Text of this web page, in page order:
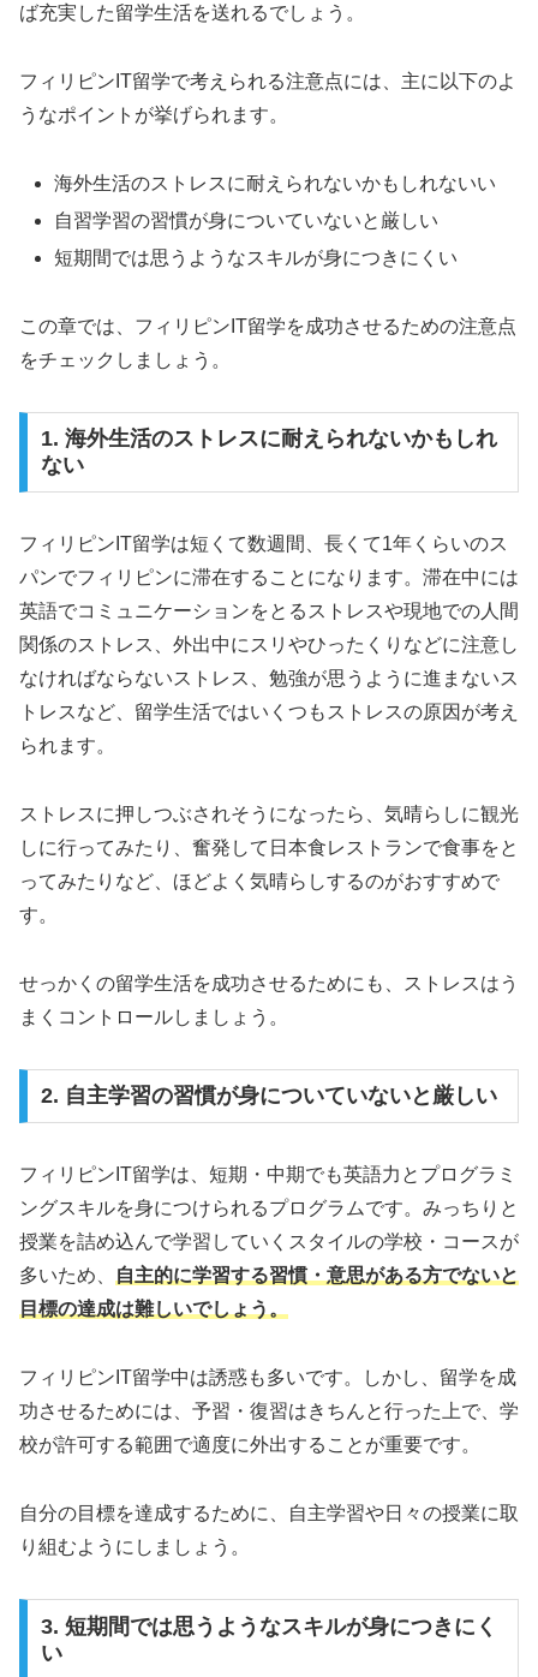
ば充実した留学生活を送れるでしょう。
フィリピンIT留学で考えられる注意点には、主に以下のよ
うなポイントが挙げられます。
海外生活のストレスに耐えられないかもしれないい
自習学習の習慣が身についていないと厳しい
短期間では思うようなスキルが身につきにくい
この章では、フィリピンIT留学を成功させるための注意点
をチェックしましょう。
1. 海外生活のストレスに耐えられないかもしれ
ない
フィリピンIT留学は短くて数週間、長くて1年くらいのス
パンでフィリピンに滞在することになります。滞在中には
英語でコミュニケーションをとるストレスや現地での人間
関係のストレス、外出中にスリやひったくりなどに注意し
なければならないストレス、勉強が思うように進まないス
トレスなど、留学生活ではいくつもストレスの原因が考え
られます。
ストレスに押しつぶされそうになったら、気晴らしに観光
しに行ってみたり、奮発して日本食レストランで食事をと
ってみたりなど、ほどよく気晴らしするのがおすすめで
す。
せっかくの留学生活を成功させるためにも、ストレスはう
まくコントロールしましょう。
2. 自主学習の習慣が身についていないと厳しい
フィリピンIT留学は、短期・中期でも英語力とプログラミ
ングスキルを身につけられるプログラムです。みっちりと
授業を詰め込んで学習していくスタイルの学校・コースが
多いため、 自主的に学習する習慣・意思がある方でないと
目標の達成は難しいでしょう。
フィリピンIT留学中は誘惑も多いです。しかし、留学を成
功させるためには、予習・復習はきちんと行った上で、学
校が許可する範囲で適度に外出することが重要です。
自分の目標を達成するために、自主学習や日々の授業に取
り組むようにしましょう。
3. 短期間では思うようなスキルが身につきにく
い